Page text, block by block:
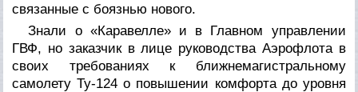
связанные с боязнью нового.
Знали о «Каравелле» и в Главном управлении
ГВФ, но заказчик в лице руководства Аэрофлота в
своих требованиях к ближнемагистральному
самолету Ту-124 о повышении комфорта до уровня